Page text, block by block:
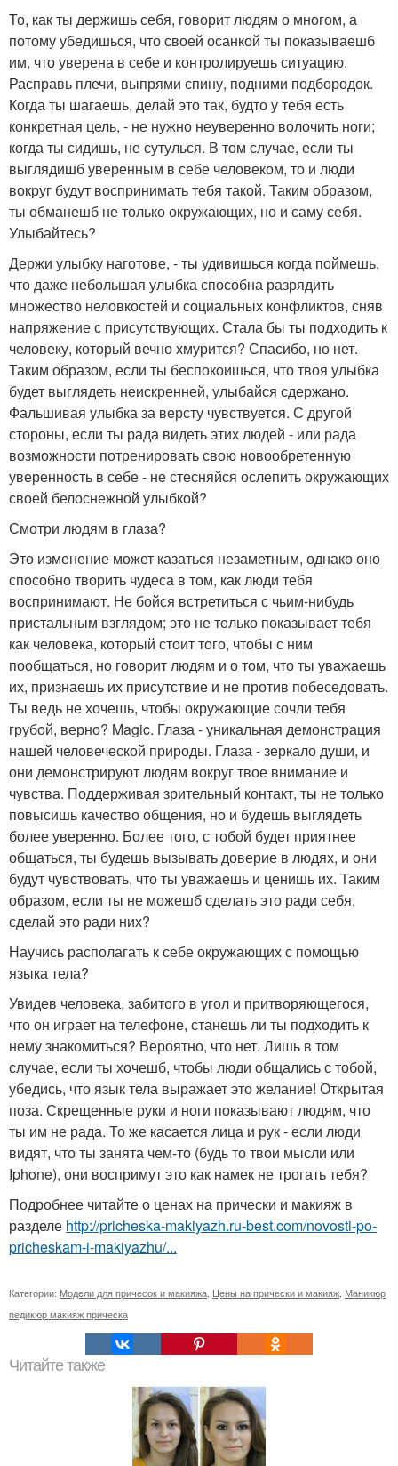
То, как ты держишь себя, говорит людям о многом, а
потому убедишься, что своей осанкой ты показываешб
им, что уверена в себе и контролируешь ситуацию.
Расправь плечи, выпрями спину, подними подбородок.
Когда ты шагаешь, делай это так, будто у тебя есть
конкретная цель, - не нужно неуверенно волочить ноги;
когда ты сидишь, не сутулься. В том случае, если ты
выглядишб уверенным в себе человеком, то и люди
вокруг будут воспринимать тебя такой. Таким образом,
ты обманешб не только окружающих, но и саму себя.
Улыбайтесь?
Держи улыбку наготове, - ты удивишься когда поймешь,
что даже небольшая улыбка способна разрядить
множество неловкостей и социальных конфликтов, сняв
напряжение с присутствующих. Стала бы ты подходить к
человеку, который вечно хмурится? Спасибо, но нет.
Таким образом, если ты беспокоишься, что твоя улыбка
будет выглядеть неискренней, улыбайся сдержано.
Фальшивая улыбка за версту чувствуется. С другой
стороны, если ты рада видеть этих людей - или рада
возможности потренировать свою новообретенную
уверенность в себе - не стесняйся ослепить окружающих
своей белоснежной улыбкой?
Смотри людям в глаза?
Это изменение может казаться незаметным, однако оно
способно творить чудеса в том, как люди тебя
воспринимают. Не бойся встретиться с чьим-нибудь
пристальным взглядом; это не только показывает тебя
как человека, который стоит того, чтобы с ним
пообщаться, но говорит людям и о том, что ты уважаешь
их, признаешь их присутствие и не против побеседовать.
Ты ведь не хочешь, чтобы окружающие сочли тебя
грубой, верно? Magic. Глаза - уникальная демонстрация
нашей человеческой природы. Глаза - зеркало души, и
они демонстрируют людям вокруг твое внимание и
чувства. Поддерживая зрительный контакт, ты не только
повысишь качество общения, но и будешь выглядеть
более уверенно. Более того, с тобой будет приятнее
общаться, ты будешь вызывать доверие в людях, и они
будут чувствовать, что ты уважаешь и ценишь их. Таким
образом, если ты не можешб сделать это ради себя,
сделай это ради них?
Научись располагать к себе окружающих с помощью
языка тела?
Увидев человека, забитого в угол и притворяющегося,
что он играет на телефоне, станешь ли ты подходить к
нему знакомиться? Вероятно, что нет. Лишь в том
случае, если ты хочешб, чтобы люди общались с тобой,
убедись, что язык тела выражает это желание! Открытая
поза. Скрещенные руки и ноги показывают людям, что
ты им не рада. То же касается лица и рук - если люди
видят, что ты занята чем-то (будь то твои мысли или
Iphone), они воспримут это как намек не трогать тебя?
Подробнее читайте о ценах на прически и макияж в
разделе http://pricheska-makiyazh.ru-best.com/novosti-po-
pricheskam-i-makiyazhu/...
Категории: Модели для причесок и макияжа Цены на прически и макияж Маникюр
педикюр макияж прическа
Читайте также